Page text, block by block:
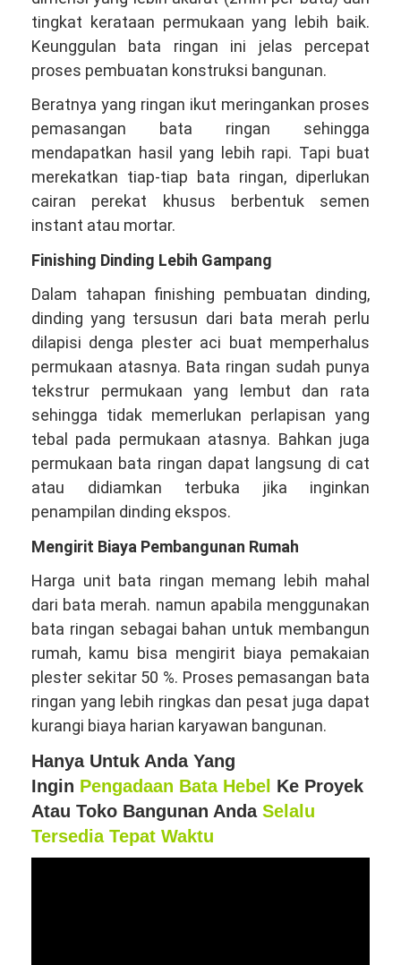
tingkat kerataan permukaan yang lebih baik.
Keunggulan bata ringan ini jelas percepat
proses pembuatan konstruksi bangunan.
Beratnya yang ringan ikut meringankan proses
pemasangan bata ringan sehingga
mendapatkan hasil yang lebih rapi. Tapi buat
merekatkan tiap-tiap bata ringan, diperlukan
cairan perekat khusus berbentuk semen
instant atau mortar.
Finishing Dinding Lebih Gampang
Dalam tahapan finishing pembuatan dinding,
dinding yang tersusun dari bata merah perlu
dilapisi denga plester aci buat memperhalus
permukaan atasnya. Bata ringan sudah punya
tekstrur permukaan yang lembut dan rata
sehingga tidak memerlukan perlapisan yang
tebal pada permukaan atasnya. Bahkan juga
permukaan bata ringan dapat langsung di cat
atau didiamkan terbuka jika inginkan
penampilan dinding ekspos.
Mengirit Biaya Pembangunan Rumah
Harga unit bata ringan memang lebih mahal
dari bata merah. namun apabila menggunakan
bata ringan sebagai bahan untuk membangun
rumah, kamu bisa mengirit biaya pemakaian
plester sekitar 50 %. Proses pemasangan bata
ringan yang lebih ringkas dan pesat juga dapat
kurangi biaya harian karyawan bangunan.
Hanya Untuk Anda Yang
Ingin Pengadaan Bata Hebel Ke Proyek
Atau Toko Bangunan Anda Selalu
Tersedia Tepat Waktu